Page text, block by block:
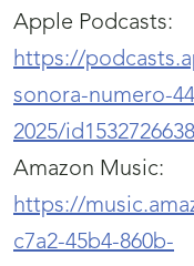
Apple Podcasts:
https://
sonora-numero-
2025/
Amazon Music:
https://
c7a2-45b4-860b-